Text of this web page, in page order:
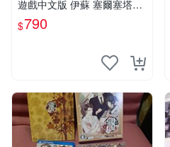
遊戲中文版 伊蘇 塞爾塞塔的
樹海
$790